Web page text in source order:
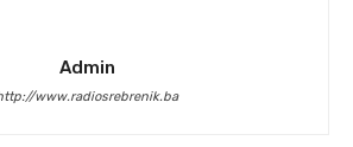
Admin
www.radiosrebrenik.ba